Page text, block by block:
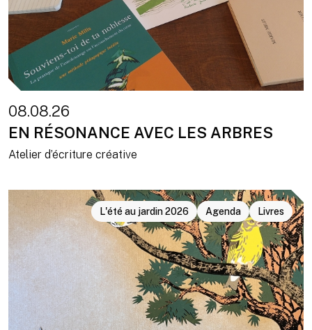
08.08.26
EN RÉSONANCE AVEC LES ARBRES
Atelier d’écriture créative
L'été au jardin 2026 Agenda Livres